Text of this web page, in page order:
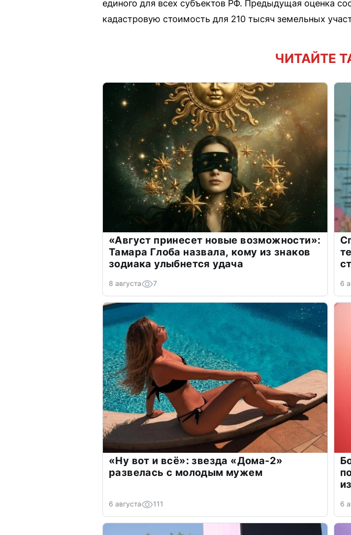
единого для всех субъектов РФ. Предыдущая оценка
кадастровую стоимость для 210 тысяч земельных
ЧИТАЙТЕ
«Август принесет новые возможности»:
Тамара Глоба назвала, кому из знаков
зодиака улыбнется удача
8 августа 7 6
«Ну вот и всё»: звезда «Дома-2»
развелась с молодым мужем
6 августа 111 6